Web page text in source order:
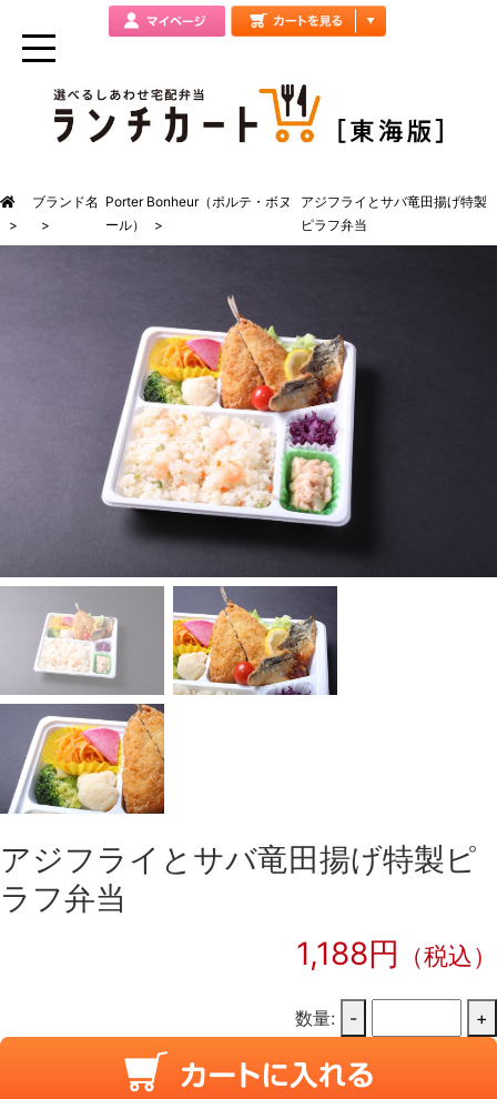
ブランド名 Porter Bonheur（ポルテ・ボヌ
ール）
アジフライとサバ竜田揚げ特製
ピラフ弁当
アジフライとサバ竜田揚げ特製ピ
ラフ弁当
1,188円
（税込）
数量: - +